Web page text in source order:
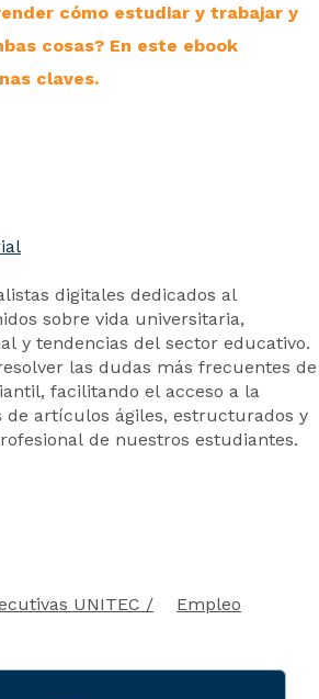
cómo estudiar y trabajar y
cosas? En este ebook
claves.
digitales dedicados al
sobre vida universitaria,
y tendencias del sector educativo.
las dudas más frecuentes de
facilitando el acceso a la
de artículos ágiles, estructurados y
de nuestros estudiantes.
UNITEC Empleo